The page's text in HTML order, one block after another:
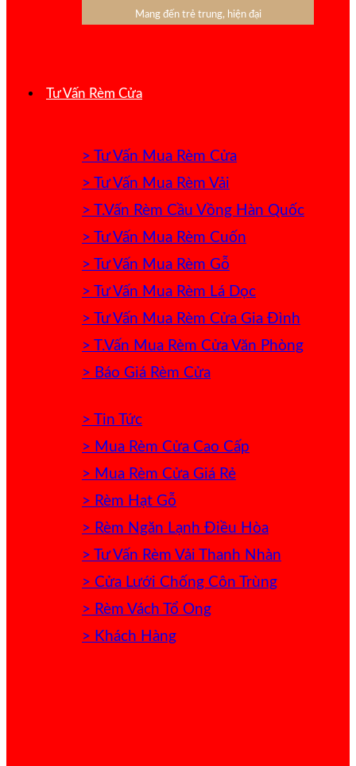
Mang đến trẻ trung, hiện đại
Tư Vấn Rèm Cửa
> Tư Vấn Mua Rèm Cửa
> Tư Vấn Mua Rèm Vải
> T.Vấn Rèm Cầu Vồng Hàn Quốc
> Tư Vấn Mua Rèm Cuốn
> Tư Vấn Mua Rèm Gỗ
> Tư Vấn Mua Rèm Lá Dọc
> Tư Vấn Mua Rèm Cửa Gia Đình
> T.Vấn Mua Rèm Cửa Văn Phòng
> Báo Giá Rèm Cửa
> Tin Tức
> Mua Rèm Cửa Cao Cấp
> Mua Rèm Cửa Giá Rẻ
> Rèm Hạt Gỗ
> Rèm Ngăn Lạnh Điều Hòa
> Tư Vấn Rèm Vải Thanh Nhàn
> Cửa Lưới Chống Côn Trùng
> Rèm Vách Tổ Ong
> Khách Hàng